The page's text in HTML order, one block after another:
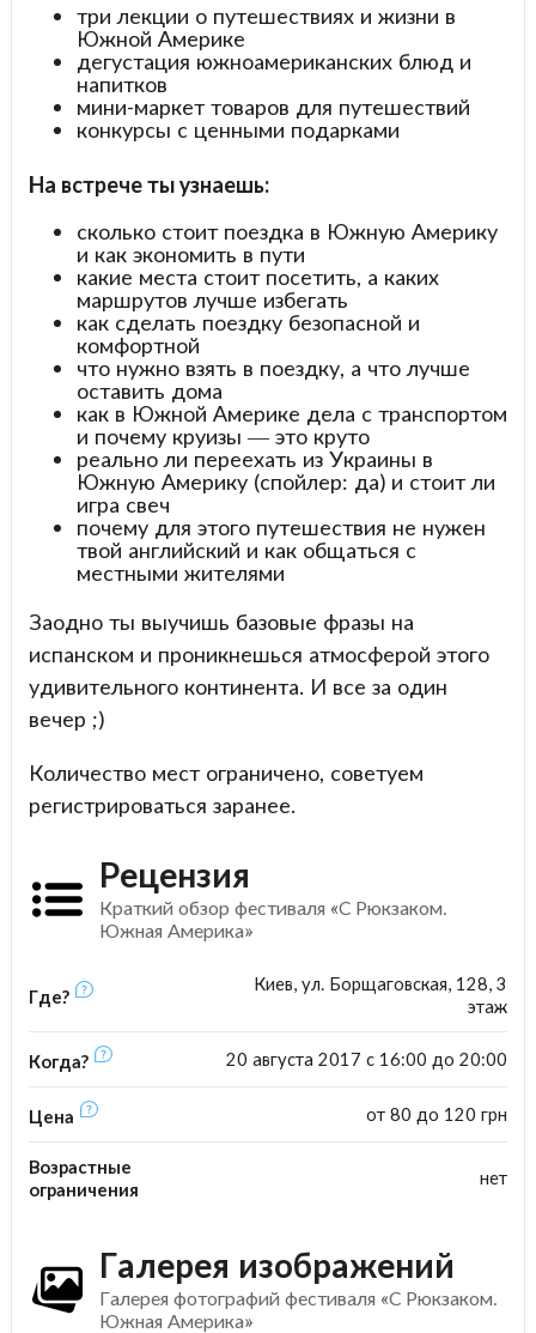
три лекции о путешествиях и жизни в
Южной Америке
дегустация южноамериканских блюд и
напитков
мини-маркет товаров для путешествий
конкурсы с ценными подарками
На встрече ты узнаешь:
сколько стоит поездка в Южную Америку
и как экономить в пути
какие места стоит посетить, а каких
маршрутов лучше избегать
как сделать поездку безопасной и
комфортной
что нужно взять в поездку, а что лучше
оставить дома
как в Южной Америке дела с транспортом
и почему круизы — это круто
реально ли переехать из Украины в
Южную Америку (спойлер: да) и стоит ли
игра свеч
почему для этого путешествия не нужен
твой английский и как общаться с
местными жителями
Заодно ты выучишь базовые фразы на
испанском и проникнешься атмосферой этого
удивительного континента. И все за один
вечер ;)
Количество мест ограничено, советуем
регистрироваться заранее.
Рецензия
Краткий обзор фестиваля «С Рюкзаком.
Южная Америка»
Где?
Киев, ул. Борщаговская, 128, 3
этаж
Когда? 20 августа 2017 с 16:00 до 20:00
Цена от 80 до 120 грн
Возрастные
ограничения
нет
Галерея изображений
Галерея фотографий фестиваля «С Рюкзаком.
Южная Америка»